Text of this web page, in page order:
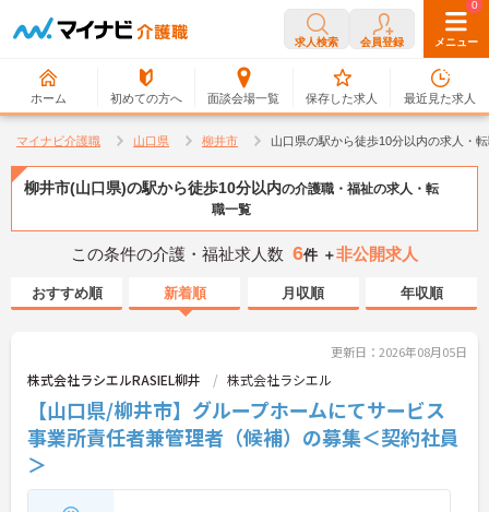
求人検索 会員登録 メニュー
ホーム 初めての方へ 面談会場一覧
0
保存した求人
0
最近見た求人
マイナビ介護職 山口県 柳井市 山口県の駅から徒歩10分以内の求人・
柳井市(山口県)の駅から徒歩10分以内の介護職・福祉の求人・転
職一覧
この条件の介護・福祉求人数 6件 ＋非公開求人
おすすめ順 新着順 月収順 年収順
更新日：2026年08月05日
株式会社ラシエルRASIEL柳井 株式会社ラシエル
【山口県/柳井市】グループホームにてサービス
事業所責任者兼管理者（候補）の募集＜契約社員
＞